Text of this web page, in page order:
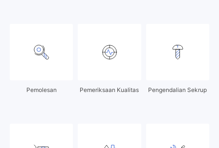
Pemolesan Pemeriksaan Kualitas Pengendalian Sekrup